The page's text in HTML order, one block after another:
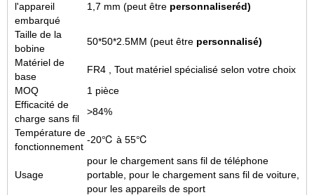
l'appareil
embarqué
1,7 mm (peut être personnaliseréd)
Taille de la
bobine
50*50*2.5MM (peut être personnalisé)
Matériel de
base
FR4 , Tout matériel spécialisé selon votre choix
MOQ
1 pièce
Efficacité de
charge sans fil
>84%
Température de
fonctionnement
-20℃ à 55℃
Usage
pour le chargement sans fil de téléphone
portable, pour le chargement sans fil de voiture,
pour les appareils de sport